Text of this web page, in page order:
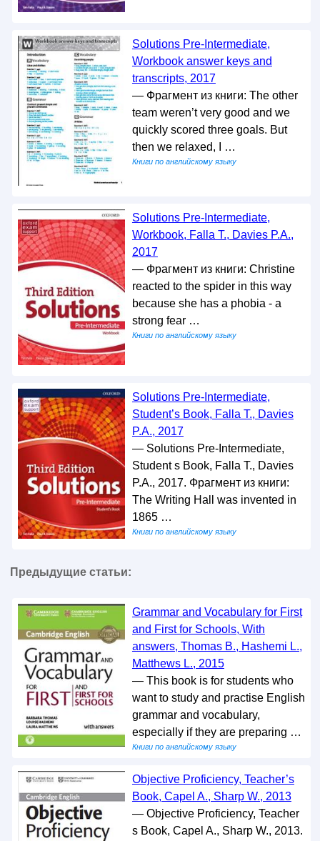
Solutions Pre-Intermediate,
Workbook answer keys and
transcripts, 2017
— Фрагмент из книги: The other
team weren’t very good and we
quickly scored three goals. But
then we relaxed, I …
Книги по английскому языку
Solutions Pre-Intermediate,
Workbook, Falla T., Davies P.A.,
2017
— Фрагмент из книги: Christine
reacted to the spider in this way
because she has a phobia - a
strong fear …
Книги по английскому языку
Solutions Pre-Intermediate,
Student’s Book, Falla T., Davies
P.A., 2017
— Solutions Pre-Intermediate,
Student s Book, Falla T., Davies
P.A., 2017. Фрагмент из книги:
The Writing Hall was invented in
1865 …
Книги по английскому языку
Предыдущие статьи:
Grammar and Vocabulary for First
and First for Schools, With
answers, Thomas B., Hashemi L.,
Matthews L., 2015
— This book is for students who
want to study and practise English
grammar and vocabulary,
especially if they are preparing …
Книги по английскому языку
Objective Proficiency, Teacher’s
Book, Capel A., Sharp W., 2013
— Objective Proficiency, Teacher
s Book, Capel A., Sharp W., 2013.